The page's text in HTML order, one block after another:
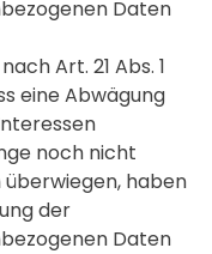
Daten
Art. 21 Abs. 1
eine Abwägung
noch nicht
haben
der
Daten